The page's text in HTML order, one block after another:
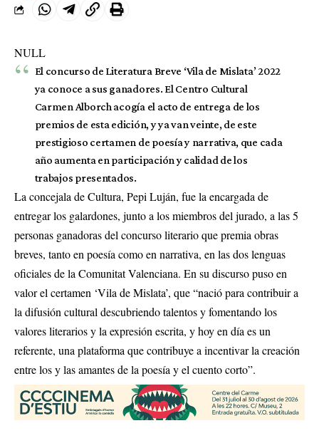
NULL
El concurso de Literatura Breve ‘Vila de Mislata’ 2022
ya conoce a sus ganadores. El Centro Cultural
Carmen Alborch acogía el acto de entrega de los
premios de esta edición, y ya van veinte, de este
prestigioso certamen de poesía y narrativa, que cada
año aumenta en participación y calidad de los
trabajos presentados.
La concejala de Cultura, Pepi Luján, fue la encargada de
entregar los galardones, junto a los miembros del jurado, a las 5
personas ganadoras del concurso literario que premia obras
breves, tanto en poesía como en narrativa, en las dos lenguas
oficiales de la Comunitat Valenciana. En su discurso puso en
valor el certamen ‘Vila de Mislata’, que “nació para contribuir a
la difusión cultural descubriendo talentos y fomentando los
valores literarios y la expresión escrita, y hoy en día es un
referente, una plataforma que contribuye a incentivar la creación
entre los y las amantes de la poesía y el cuento corto”.